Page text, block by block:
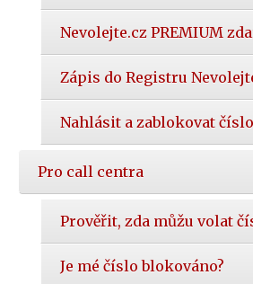
Nevolejte.cz PREMIUM
Zápis do Registru
Nahlásit a zablokovat číslo
Pro call centra
Prověřit, zda můžu volat
Je mé číslo blokováno?